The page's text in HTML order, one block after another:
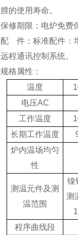
膛的使用寿命。
保修期限 ： 电炉免费
配
件 ：标准配件：
远程通讯控制系统。
规格属性：
温度
电压AC
工作温度
长期工作温度
炉内温场均匀
性
测温元件及测
温范围
镍
测
程序曲线段